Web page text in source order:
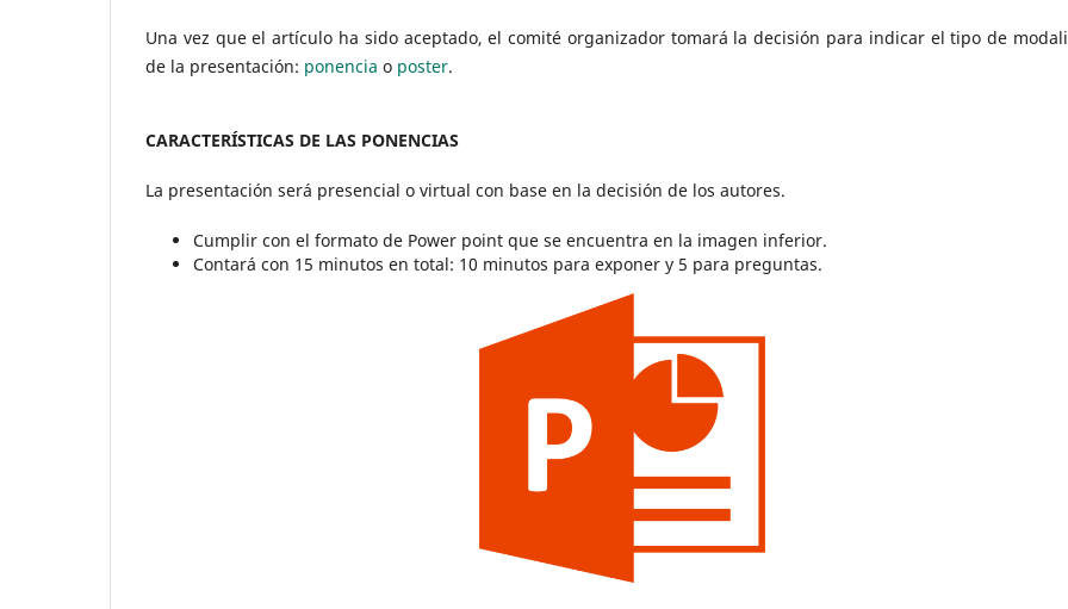
Una vez que el artículo ha sido aceptado, el comité organizador tomará la decisión para indicar el tipo de
de la presentación: ponencia o poster.
CARACTERÍSTICAS DE LAS PONENCIAS
La presentación será presencial o virtual con base en la decisión de los autores.
Cumplir con el formato de Power point que se encuentra en la imagen inferior.
Contará con 15 minutos en total: 10 minutos para exponer y 5 para preguntas.